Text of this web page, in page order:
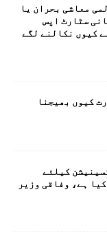
معاشی بحران یا
سٹارٹ اپس
کیوں نکالنے لگے
کیوں بھیجنا
کیلئے
کیا ہے، وفاقی وزیر